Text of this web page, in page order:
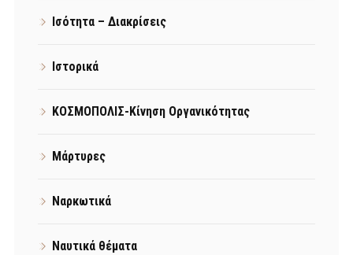
Ισότητα – Διακρίσεις
Ιστορικά
ΚΟΣΜΟΠΟΛΙΣ-Κίνηση Οργανικότητας
Μάρτυρες
Ναρκωτικά
Ναυτικά θέματα